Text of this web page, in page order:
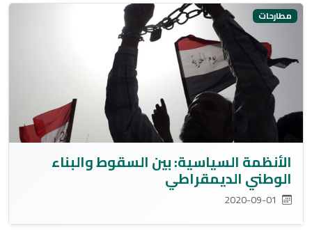
مطارحات
الأنظمة السياسية: بين السقوط والبناء
الوطني الديمقراطي